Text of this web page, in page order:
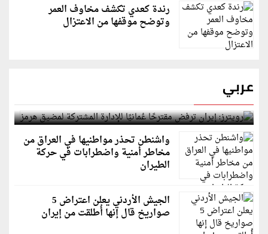
رندة كعدي تكشف مخاوف العمر
وتوضح موقفها من الاعتزال
عربي
رويترز: إيران ترفض مقترحًا عُمانيًا للإدارة المشتركة
لمضيق هرمز
واشنطن تحذر مواطنيها في العراق من
مخاطر أمنية واضطرابات في حركة
الطيران
الجيش الأردني يعلن اعتراض 5
صواريخ قال إنها أُطلقت من إيران